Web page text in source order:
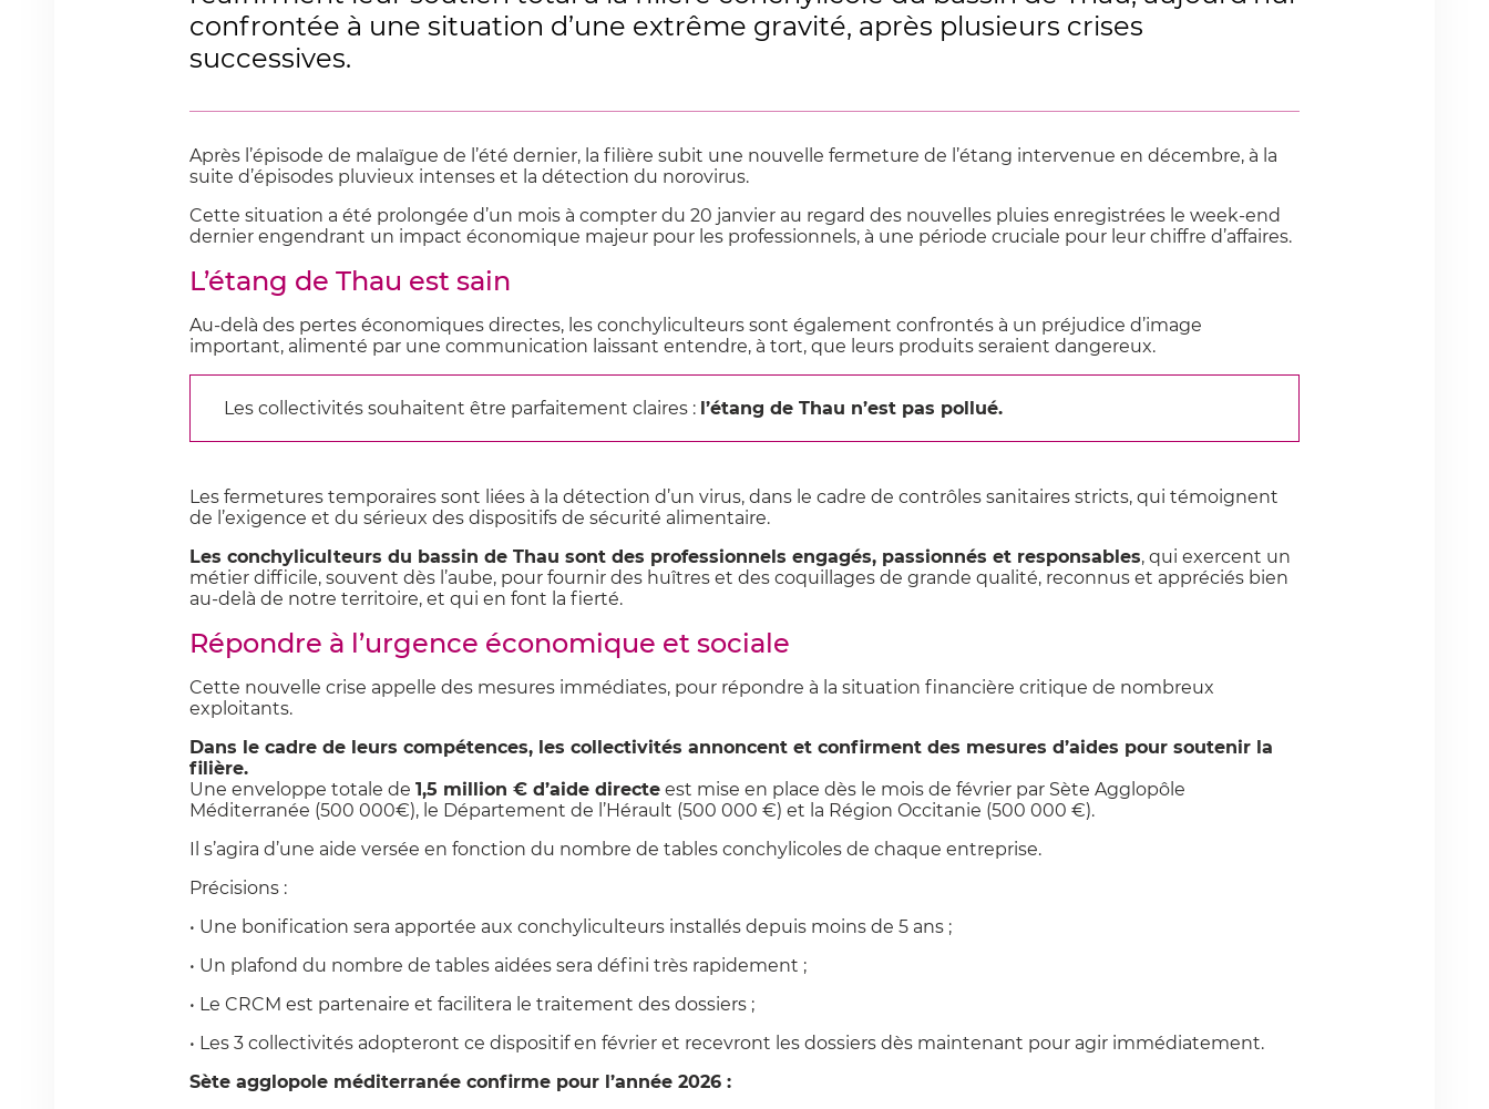
confrontée à une situation d’une extrême gravité, après plusieurs crises
successives.
Après l’épisode de malaïgue de l’été dernier, la filière subit une nouvelle fermeture de l’étang intervenue en décembre, à la
suite d’épisodes pluvieux intenses et la détection du norovirus.
Cette situation a été prolongée d’un mois à compter du 20 janvier au regard des nouvelles pluies enregistrées le week-end
dernier engendrant un impact économique majeur pour les professionnels, à une période cruciale pour leur chiffre d’affaires.
L’étang de Thau est sain
Au-delà des pertes économiques directes, les conchyliculteurs sont également confrontés à un préjudice d’image
important, alimenté par une communication laissant entendre, à tort, que leurs produits seraient dangereux.
Les collectivités souhaitent être parfaitement claires : l’étang de Thau n’est pas pollué.
Les fermetures temporaires sont liées à la détection d’un virus, dans le cadre de contrôles sanitaires stricts, qui témoignent
de l’exigence et du sérieux des dispositifs de sécurité alimentaire.
Les conchyliculteurs du bassin de Thau sont des professionnels engagés, passionnés et responsables, qui exercent un
métier difficile, souvent dès l’aube, pour fournir des huîtres et des coquillages de grande qualité, reconnus et appréciés bien
au-delà de notre territoire, et qui en font la fierté.
Répondre à l’urgence économique et sociale
Cette nouvelle crise appelle des mesures immédiates, pour répondre à la situation financière critique de nombreux
exploitants.
Dans le cadre de leurs compétences, les collectivités annoncent et confirment des mesures d’aides pour soutenir la
filière.
Une enveloppe totale de 1,5 million € d’aide directe est mise en place dès le mois de février par Sète Agglopôle
Méditerranée (500 000€), le Département de l’Hérault (500 000 €) et la Région Occitanie (500 000 €).
Il s’agira d’une aide versée en fonction du nombre de tables conchylicoles de chaque entreprise.
Précisions :
• Une bonification sera apportée aux conchyliculteurs installés depuis moins de 5 ans ;
• Un plafond du nombre de tables aidées sera défini très rapidement ;
• Le CRCM est partenaire et facilitera le traitement des dossiers ;
• Les 3 collectivités adopteront ce dispositif en février et recevront les dossiers dès maintenant pour agir immédiatement.
Sète agglopole méditerranée confirme pour l’année 2026 :